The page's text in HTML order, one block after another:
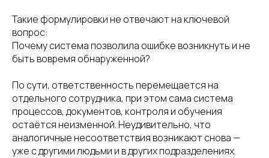
Такие формулировки не отвечают на ключевой
вопрос:
Почему система позволила ошибке возникнуть и не
быть вовремя обнаруженной?
По сути, ответственность перемещается на
отдельного сотрудника, при этом сама система
процессов, документов, контроля и обучения
остаётся неизменной. Неудивительно, что
аналогичные несоответствия возникают снова —
уже с другими людьми и в других подразделениях.